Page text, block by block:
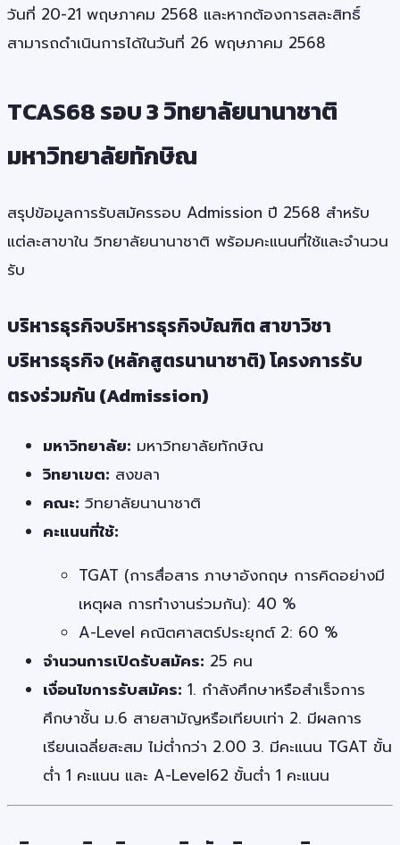
วันที่ 20-21 พฤษภาคม 2568 และหากต้องการสละสิทธิ์
สามารถดำเนินการได้ในวันที่ 26 พฤษภาคม 2568
TCAS68 รอบ 3 วิทยาลัยนานาชาติ
มหาวิทยาลัยทักษิณ
สรุปข้อมูลการรับสมัครรอบ Admission ปี 2568 สำหรับ
แต่ละสาขาใน วิทยาลัยนานาชาติ พร้อมคะแนนที่ใช้และจำนวน
รับ
บริหารธุรกิจบริหารธุรกิจบัณฑิต สาขาวิชา
บริหารธุรกิจ (หลักสูตรนานาชาติ) โครงการรับ
ตรงร่วมกัน (Admission)
มหาวิทยาลัย: มหาวิทยาลัยทักษิณ
วิทยาเขต: สงขลา
คณะ: วิทยาลัยนานาชาติ
คะแนนที่ใช้:
TGAT (การสื่อสาร ภาษาอังกฤษ การคิดอย่างมี
เหตุผล การทำงานร่วมกัน): 40 %
A-Level คณิตศาสตร์ประยุกต์ 2: 60 %
จำนวนการเปิดรับสมัคร: 25 คน
เงื่อนไขการรับสมัคร: 1. กำลังศึกษาหรือสำเร็จการ
ศึกษาชั้น ม.6 สายสามัญหรือเทียบเท่า 2. มีผลการ
เรียนเฉลี่ยสะสม ไม่ต่ำกว่า 2.00 3. มีคะแนน TGAT ขั้น
ต่ำ 1 คะแนน และ A-Level62 ขั้นต่ำ 1 คะแนน